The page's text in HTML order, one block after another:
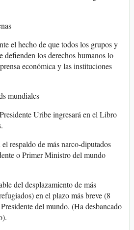
el hecho de que todos los grupos y
defienden los derechos humanos lo
económica y las instituciones
mundiales
Uribe ingresará en el Libro
respaldo de más narco-diputados
o Primer Ministro del mundo
del desplazamiento de más
en el plazo más breve (8
del mundo. (Ha desbancado